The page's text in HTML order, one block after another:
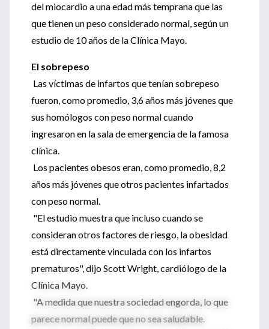
del miocardio a una edad más temprana que las
que tienen un peso considerado normal, según un
estudio de 10 años de la Clínica Mayo.
El sobrepeso
Las víctimas de infartos que tenían sobrepeso
fueron, como promedio, 3,6 años más jóvenes que
sus homólogos con peso normal cuando
ingresaron en la sala de emergencia de la famosa
clínica.
Los pacientes obesos eran, como promedio, 8,2
años más jóvenes que otros pacientes infartados
con peso normal.
"El estudio muestra que incluso cuando se
consideran otros factores de riesgo, la obesidad
está directamente vinculada con los infartos
prematuros", dijo Scott Wright, cardiólogo de la
Clínica Mayo.
"A medida que nuestra sociedad engorda, lo que
parece normal puede que no sea saludable.